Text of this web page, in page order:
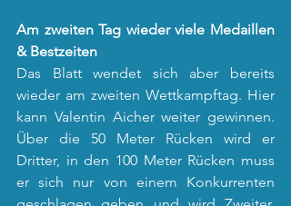
Am zweiten Tag wieder viele Medaillen
& Bestzeiten
Das Blatt wendet sich aber bereits
wieder am zweiten Wettkampftag. Hier
kann Valentin Aicher weiter gewinnen.
Über die 50 Meter Rücken wird er
Dritter, in den 100 Meter Rücken muss
er sich nur von einem Konkurrenten